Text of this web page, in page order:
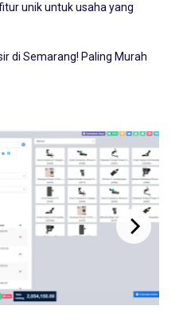
unik untuk usaha yang
di Semarang! Paling Murah